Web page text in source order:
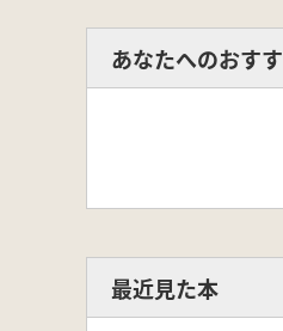
あなたへのおす
最近見た本